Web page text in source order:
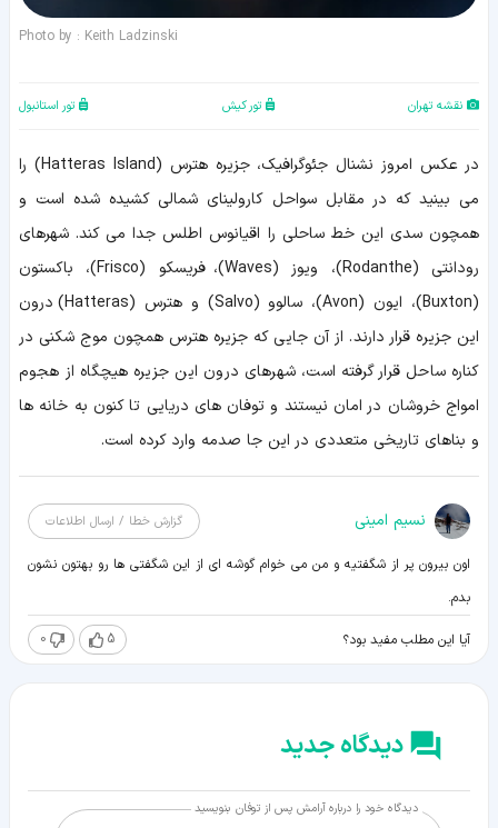
Photo by : Keith Ladzinski
نقشه تهران تور کیش تور استانبول
در عکس امروز نشنال جئوگرافیک، جزیره هترس (Hatteras Island) را
می بینید که در مقابل سواحل کارولینای شمالی کشیده شده است و
همچون سدی این خط ساحلی را اقیانوس اطلس جدا می کند. شهرهای
رودانتی (Rodanthe)، ویوز (Waves)، فریسکو (Frisco)، باکستون
(Buxton)، ایون (Avon)، سالوو (Salvo) و هترس (Hatteras) درون
این جزیره قرار دارند. از آن جایی که جزیره هترس همچون موج شکنی در
کناره ساحل قرار گرفته است، شهرهای درون این جزیره هیچگاه از هجوم
امواج خروشان در امان نیستند و توفان های دریایی تا کنون به خانه ها
و بناهای تاریخی متعددی در این جا صدمه وارد کرده است.
نسیم امینی گزارش خطا / ارسال اطلاعات
اون بیرون پر از شگفتیه و من می خوام گوشه ای از این شگفتی ها رو بهتون نشون
بدم.
آیا این مطلب مفید بود؟ 5
0
دیدگاه جدید
دیدگاه خود را درباره آرامش پس از توفان بنویسید